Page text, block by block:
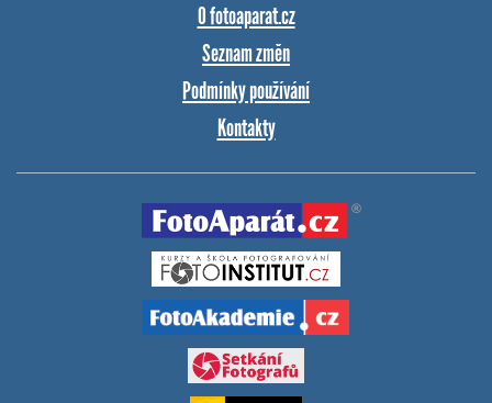
O fotoaparat.cz
Seznam změn
Podmínky používání
Kontakty